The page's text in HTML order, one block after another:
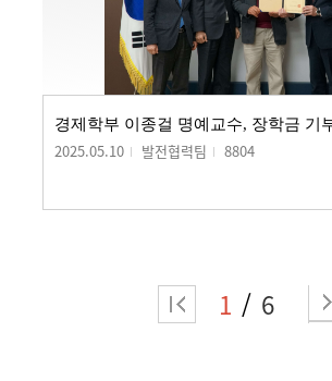
2025.05.10 발전협력팀 8804
1 6